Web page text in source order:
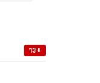
13+